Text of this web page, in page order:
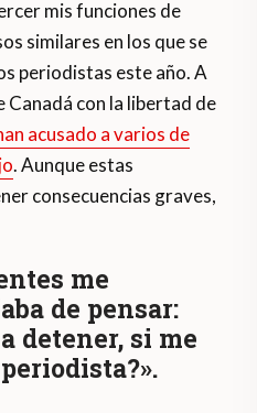
mis funciones de
similares en los que se
periodistas este año. A
Canadá con la libertad de
acusado a varios de
. Aunque estas
consecuencias graves,
me
de pensar:
detener, si me